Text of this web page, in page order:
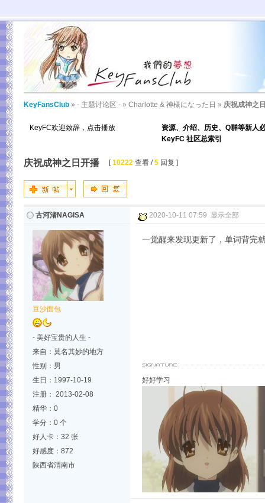
KeyFansClub » - 主题讨论区 - » Charlotte & 神様になった日 » 庆祝成神之
KeyFC欢迎致辞，点击播放
资源、介绍、历史、Q群等新人
KeyFC 社区总索引
庆祝成神之日开播 [10222 查看 /5 回复 ]
古河渚NAGISA
豆沙面包
- 美好宝贵的人生 -
来自：莫名其妙的地方
性别：男
生日：1997-10-19
注册： 2013-02-08
精华：0
学分：0 个
好人卡：32 张
好感度：872
陕西省渭南市
2020-10-11 07:59 显示全部
一觉醒来发现更新了，单词背完
好好学习